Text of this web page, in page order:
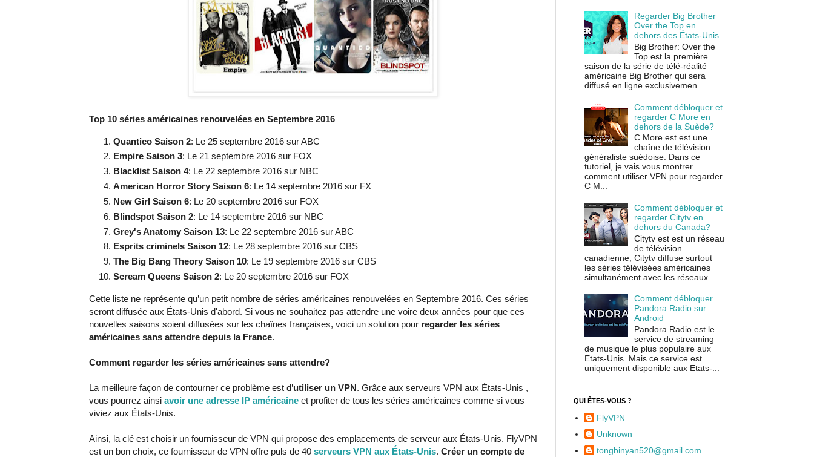
Top 10 séries américaines renouvelées en Septembre 2016
Quantico Saison 2: Le 25 septembre 2016 sur ABC
Empire Saison 3: Le 21 septembre 2016 sur FOX
Blacklist Saison 4: Le 22 septembre 2016 sur NBC
American Horror Story Saison 6: Le 14 septembre 2016 sur FX
New Girl Saison 6: Le 20 septembre 2016 sur FOX
Blindspot Saison 2: Le 14 septembre 2016 sur NBC
Grey's Anatomy Saison 13: Le 22 septembre 2016 sur ABC
Esprits criminels Saison 12: Le 28 septembre 2016 sur CBS
The Big Bang Theory Saison 10: Le 19 septembre 2016 sur CBS
Scream Queens Saison 2: Le 20 septembre 2016 sur FOX
Cette liste ne représente qu’un petit nombre de séries américaines renouvelées en Septembre 2016. Ces séries
seront diffusée aux États-Unis d'abord. Si vous ne souhaitez pas attendre une voire deux années pour que ces
nouvelles saisons soient diffusées sur les chaînes françaises, voici un solution pour regarder les séries
américaines sans attendre depuis la France.
Comment regarder les séries américaines sans attendre?
La meilleure façon de contourner ce problème est d’utiliser un VPN. Grâce aux serveurs VPN aux États-Unis ,
vous pourrez ainsi avoir une adresse IP américaine et profiter de tous les séries américaines comme si vous
viviez aux États-Unis.
Ainsi, la clé est choisir un fournisseur de VPN qui propose des emplacements de serveur aux États-Unis. FlyVPN
est un bon choix, ce fournisseur de VPN offre puls de 40 serveurs VPN aux États-Unis. Créer un compte de
Regarder Big Brother
Over the Top en
dehors des États-Unis
Big Brother: Over the
Top est la première
saison de la série de télé-réalité
américaine Big Brother qui sera
diffusé en ligne exclusivemen...
Comment débloquer et
regarder C More en
dehors de la Suède?
C More est est une
chaîne de télévision
généraliste suédoise. Dans ce
tutoriel, je vais vous montrer
comment utiliser VPN pour regarder
C M...
Comment débloquer et
regarder Citytv en
dehors du Canada?
Citytv est est un réseau
de télévision
canadienne, Citytv diffuse surtout
les séries télévisées américaines
simultanément avec les réseaux...
Comment débloquer
Pandora Radio sur
Android
Pandora Radio est le
service de streaming
de musique le plus populaire aux
Etats-Unis. Mais ce service est
uniquement disponible aux Etats-...
QUI ÊTES-VOUS ?
FlyVPN
Unknown
tongbinyan520@gmail.com